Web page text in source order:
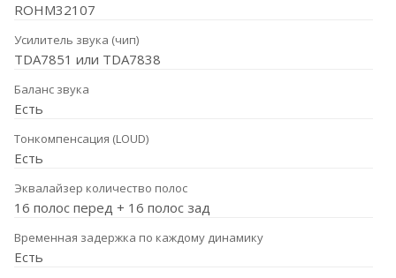
ROHM32107
Усилитель звука (чип)
TDA7851 или TDA7838
Баланс звука
Есть
Тонкомпенсация (LOUD)
Есть
Эквалайзер количество полос
16 полос перед + 16 полос зад
Временная задержка по каждому динамику
Есть